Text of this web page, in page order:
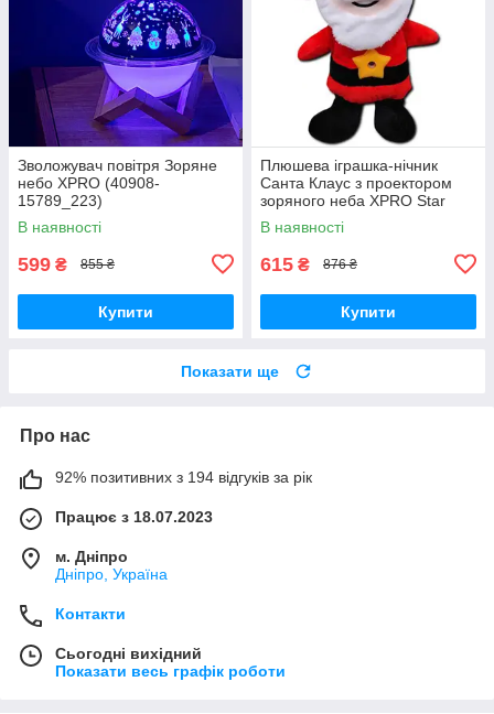
Зволожувач повітря Зоряне
небо XPRO (40908-
15789_223)
В наявності
599 ₴ 855 ₴
Купити
Плюшева іграшка-нічник
Санта Клаус з проектором
зоряного неба XPRO Star
Belly Dream Lites 200 (GR-
276_236)
В наявності
615 ₴ 876 ₴
Купити
Показати ще
Про нас
92% позитивних з 194 відгуків за рік
Працює з 18.07.2023
м. Дніпро
Дніпро, Україна
Контакти
Сьогодні вихідний
Показати весь графік роботи